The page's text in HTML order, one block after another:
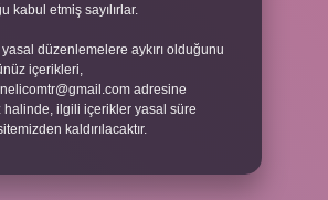
kabul etmiş sayılırlar.
düzenlemelere aykırı olduğunu
içerikleri,
adresine
halinde, ilgili içerikler yasal süre
kaldırılacaktır.